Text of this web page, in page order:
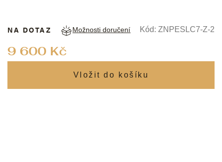
9 600 Kč
NA DOTAZ Možnosti doručení Kód: ZNPESLC7-Z-2